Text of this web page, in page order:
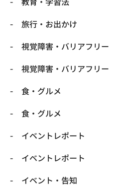
​旅行・お出かけ
​視覚障害・バリアフリー
​視覚障害・バリアフリー
​食・グルメ
​食・グルメ
イベントレポート
イベントレポート
イベント・告知